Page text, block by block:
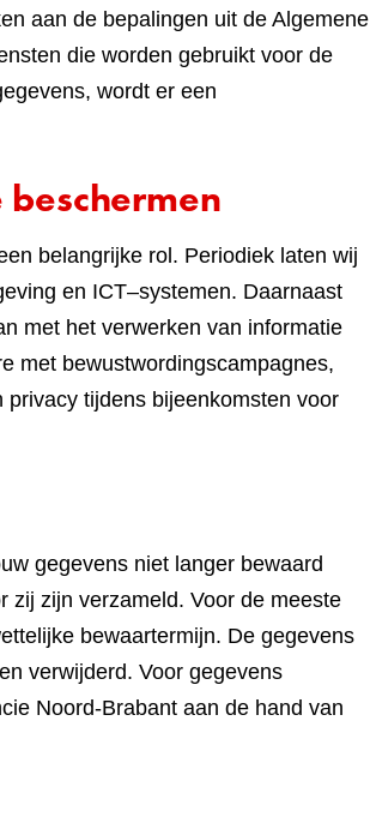
aan de bepalingen uit de Algemene
die worden gebruikt voor de
wordt er een
belangrijke rol. Periodiek laten wij
en ICT–systemen. Daarnaast
met het verwerken van informatie
met bewustwordingscampagnes,
tijdens bijeenkomsten voor
gegevens niet langer bewaard
zij zijn verzameld. Voor de meeste
bewaartermijn. De gegevens
verwijderd. Voor gegevens
Noord-Brabant aan de hand van